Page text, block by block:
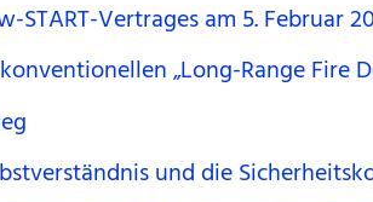
START-Vertrages am 5. Februar
„Long-Range Fire
und die